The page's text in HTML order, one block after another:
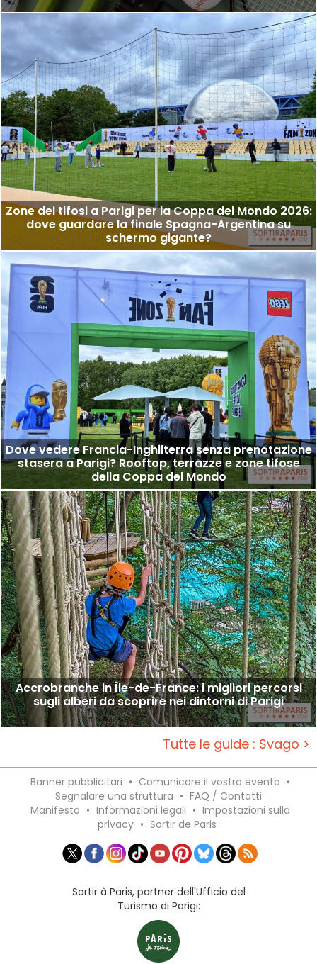
Zone dei tifosi a Parigi per la Coppa del Mondo 2026:
dove guardare la finale Spagna-Argentina su
schermo gigante?
Dove vedere Francia-Inghilterra senza prenotazione
stasera a Parigi? Rooftop, terrazze e zone tifose
della Coppa del Mondo
Accrobranche in Île-de-France: i migliori percorsi
sugli alberi da scoprire nei dintorni di Parigi
Tutte le guide : Svago >
Banner pubblicitari • Comunicare il vostro evento •
Segnalare una struttura • FAQ / Contatti
Manifesto • Informazioni legali • Impostazioni sulla
privacy • Sortir de Paris
Sortir à Paris, partner dell'Ufficio del
Turismo di Parigi: